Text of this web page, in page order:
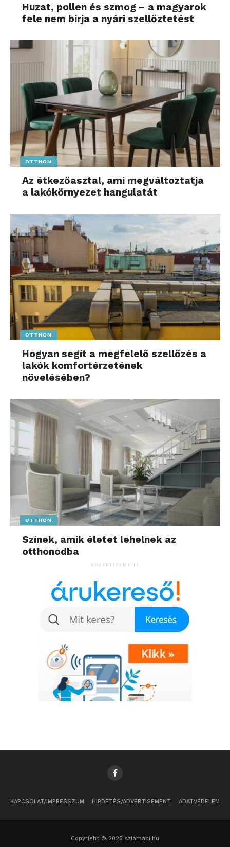
Huzat, pollen és szmog – a magyarok
fele nem bírja a nyári szellőztetést
OTTHON
Az étkezőasztal, ami megváltoztatja
a lakókörnyezet hangulatát
OTTHON
Hogyan segít a megfelelő szellőzés a
lakók komfortérzetének
növelésében?
OTTHON
Színek, amik életet lehelnek az
otthonodba
ADVERTISEMENT
KAPCSOLAT/IMPRESSZUM HIRDETÉS/ADVERTISEMENT ADATVÉDELEM
Copyright © 2025 sziamaci.hu